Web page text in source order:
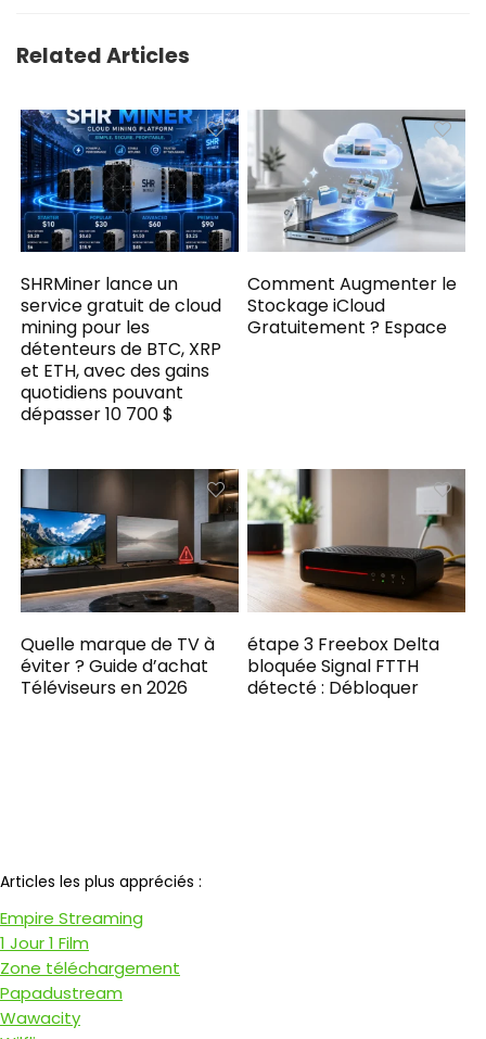
Related Articles
SHRMiner lance un
service gratuit de cloud
mining pour les
détenteurs de BTC, XRP
et ETH, avec des gains
quotidiens pouvant
dépasser 10 700 $
Comment Augmenter le
Stockage iCloud
Gratuitement ? Espace
Quelle marque de TV à
éviter ? Guide d’achat
Téléviseurs en 2026
étape 3 Freebox Delta
bloquée Signal FTTH
détecté : Débloquer
Articles les plus appréciés :
Empire Streaming
1 Jour 1 Film
Zone téléchargement
Papadustream
Wawacity